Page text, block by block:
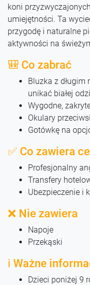
koni
umiejętności. Ta
przygodę i naturalne
aktywności na
🎒 Co zabrać
Bluzka z długim
unikać białej
Wygodne,
Okulary
Gotówkę na
✅ Co zawiera
Profesjonalny
Transfery
Ubezpieczenie i
❌ Nie zawiera
Napoje
Przekąski
ℹ️ Ważne
Dzieci poniżej 9